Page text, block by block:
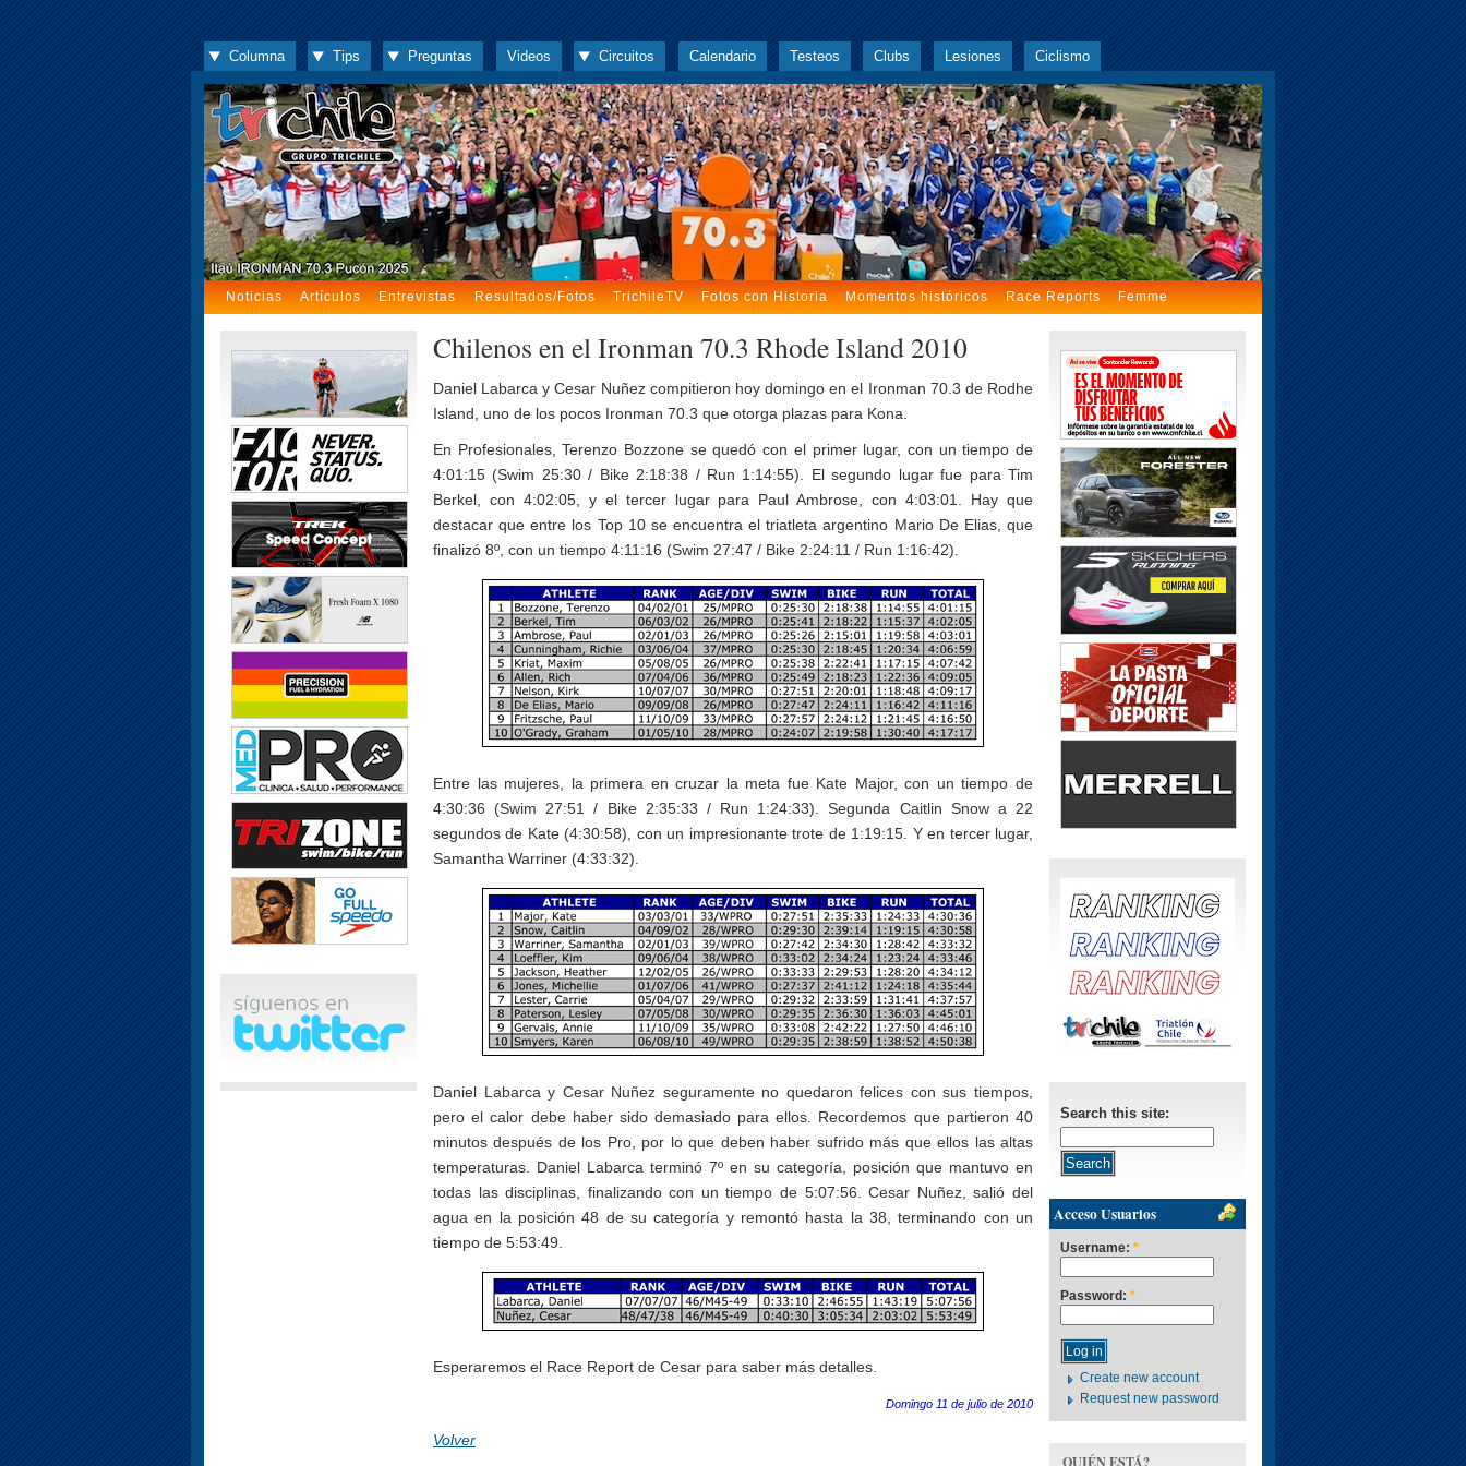
Columna Tips Preguntas Videos Circuitos Calendario Testeos Clubs Lesiones Ciclismo
Noticias Artículos Entrevistas Resultados/Fotos TrichileTV Fotos con Historia Momentos históricos Race Reports Femme
Chilenos en el Ironman 70.3 Rhode Island 2010
Daniel Labarca y Cesar Nuñez compitieron hoy domingo en el Ironman 70.3 de Rodhe
Island, uno de los pocos Ironman 70.3 que otorga plazas para Kona.
En Profesionales, Terenzo Bozzone se quedó con el primer lugar, con un tiempo de
4:01:15 (Swim 25:30 / Bike 2:18:38 / Run 1:14:55). El segundo lugar fue para Tim
Berkel, con 4:02:05, y el tercer lugar para Paul Ambrose, con 4:03:01. Hay que
destacar que entre los Top 10 se encuentra el triatleta argentino Mario De Elias, que
finalizó 8º, con un tiempo 4:11:16 (Swim 27:47 / Bike 2:24:11 / Run 1:16:42).
Entre las mujeres, la primera en cruzar la meta fue Kate Major, con un tiempo de
4:30:36 (Swim 27:51 / Bike 2:35:33 / Run 1:24:33). Segunda Caitlin Snow a 22
segundos de Kate (4:30:58), con un impresionante trote de 1:19:15. Y en tercer lugar,
Samantha Warriner (4:33:32).
Daniel Labarca y Cesar Nuñez seguramente no quedaron felices con sus tiempos,
pero el calor debe haber sido demasiado para ellos. Recordemos que partieron 40
minutos después de los Pro, por lo que deben haber sufrido más que ellos las altas
temperaturas. Daniel Labarca terminó 7º en su categoría, posición que mantuvo en
todas las disciplinas, finalizando con un tiempo de 5:07:56. Cesar Nuñez, salió del
agua en la posición 48 de su categoría y remontó hasta la 38, terminando con un
tiempo de 5:53:49.
Esperaremos el Race Report de Cesar para saber más detalles.
Domingo 11 de julio de 2010
Volver
Search this site:
Acceso Usuarios
Username: *
Password: *
Create new account
Request new password
QUIÉN ESTÁ?